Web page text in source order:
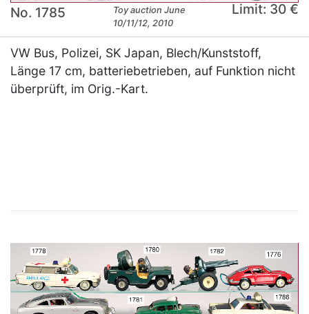
No. 1785
Toy auction June
10/11/12, 2010
Limit: 30 €
VW Bus, Polizei, SK Japan, Blech/Kunststoff,
Länge 17 cm, batteriebetrieben, auf Funktion nicht
überprüft, im Orig.-Kart.